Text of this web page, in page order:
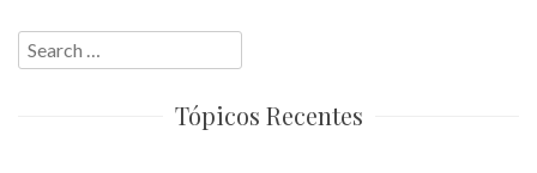
Search
for:
Tópicos Recentes